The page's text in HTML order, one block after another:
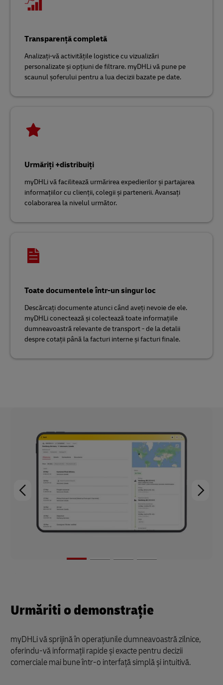
Transparență completă
Analizați-vă activitățile logistice cu vizualizări
personalizate și opțiuni de filtrare. myDHLi vă pune pe
scaunul șoferului pentru a lua decizii bazate pe date.
Urmăriți +distribuiți
myDHLi vă facilitează urmărirea expedierilor și partajarea
informațiilor cu clienții, colegii și partenerii. Avansați
colaborarea la nivelul următor.
Toate documentele într-un singur loc
Descărcați documente atunci când aveți nevoie de ele.
myDHLi conectează și colectează toate informațiile
dumneavoastră relevante de transport - de la detalii
despre cotații până la facturi interne și facturi finale.
Urmăriti o demonstrație
myDHLi vă sprijină în operațiunile dumneavoastră zilnice,
oferindu-vă informații rapide și exacte pentru decizii
comerciale mai bune într-o interfață simplă și intuitivă.